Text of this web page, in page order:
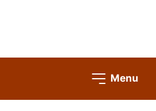
Menu